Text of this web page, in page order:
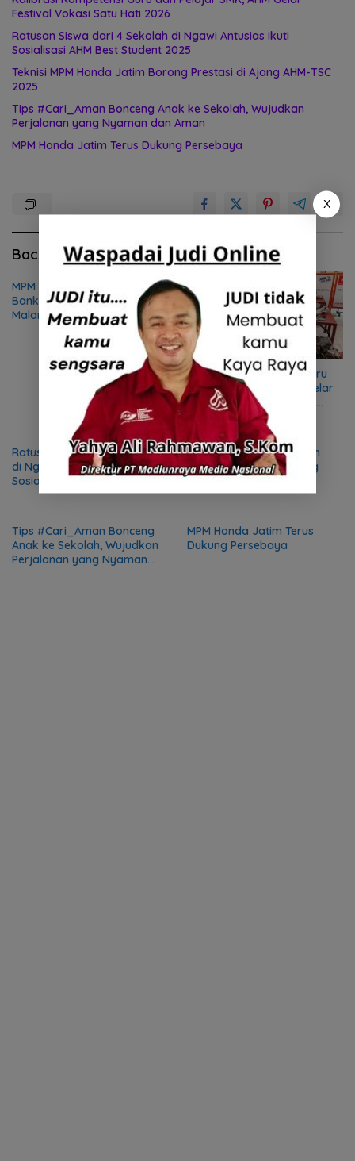
Festival Vokasi Satu Hati 2026
Ratusan Siswa dari 4 Sekolah di Ngawi Antusias Ikuti
Sosialisasi AHM Best Student 2025
Teknisi MPM Honda Jatim Borong Prestasi di Ajang AHM-TSC
2025
Tips #Cari_Aman Bonceng Anak ke Sekolah, Wujudkan
Perjalanan yang Nyaman dan Aman
MPM Honda Jatim Terus Dukung Persebaya
Baca Juga
MPM Honda Jatim Resmikan
Bank Sampah Ketiga di
Malang, Wujudkan
Kepedulian terhadap
Lingkungan dan Masyarakat
Kalibrasi Kompetensi Guru
dan Pelajar SMK, AHM Gelar
Festival Vokasi Satu Hati
Ratusan Siswa dari 4 Sekolah
di Ngawi Antusias Ikuti
Sosialisasi AHM Best Student
Teknisi MPM Honda Jatim
Borong Prestasi di Ajang
Tips #Cari_Aman Bonceng
Anak ke Sekolah, Wujudkan
Perjalanan yang Nyaman
MPM Honda Jatim Terus
Dukung Persebaya
X